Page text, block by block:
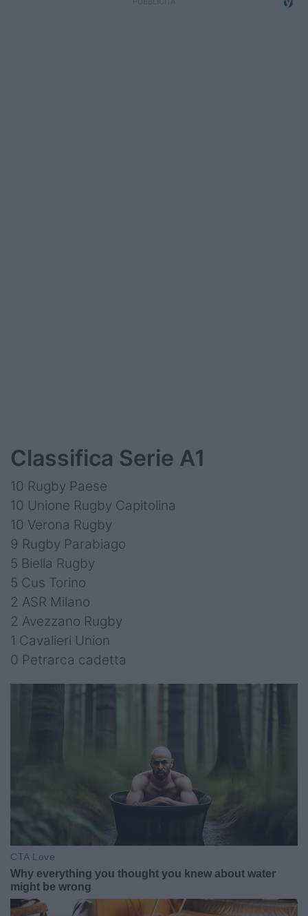
Classifica Serie A1
10 Rugby Paese
10 Unione Rugby Capitolina
10 Verona Rugby
9 Rugby Parabiago
5 Biella Rugby
5 Cus Torino
2 ASR Milano
2 Avezzano Rugby
1 Cavalieri Union
0 Petrarca cadetta